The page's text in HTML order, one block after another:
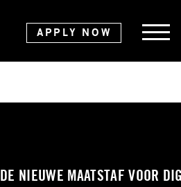
APPLY NOW
DE NIEUWE MAATSTAF VOOR